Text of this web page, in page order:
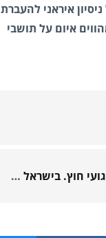
איראני להעברת
איום על תושבי
חמאס הקים בדרום לבנון מנגנון לפיגועי חוץ. בישראל פועלים לחסל את ראשיו ולסכל את פעיליו, באמצעות שת"פ בינלאומיים